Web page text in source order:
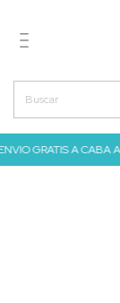
GRATIS A CABA A